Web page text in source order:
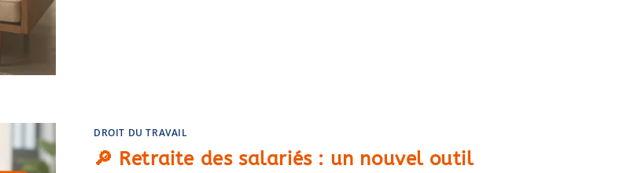
DROIT DU TRAVAIL
🔎 Retraite des salariés : un nouvel outil